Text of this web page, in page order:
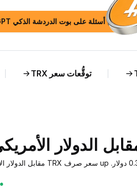
اطرح أسئلة على بوت الدردشة الذكي TradeGPT
توقُّعات سعر TRX